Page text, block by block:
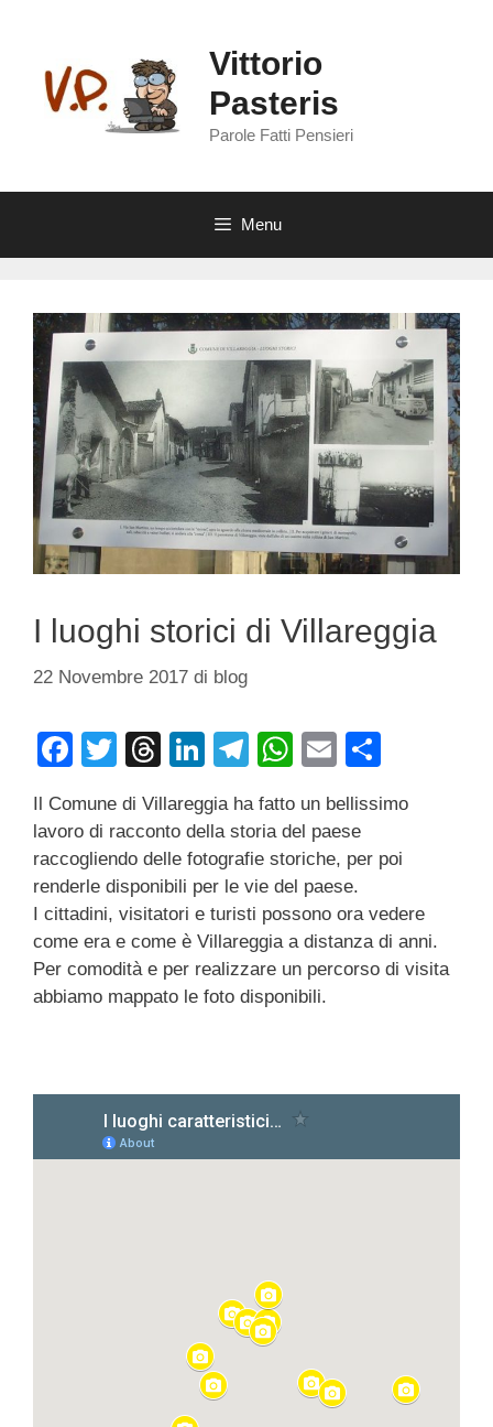
contenuto
Vittorio
Pasteris
Parole Fatti Pensieri
Menu
I luoghi storici di Villareggia
22 Novembre 2017 di blog
F
c
e
b
o
o
k
T
tt
er
T
e
a
d
s
Li
k
e
dI
n
T
e
gr
a
m
W
at
s
A
p
p
E
ail n
di
di
Il Comune di Villareggia ha fatto un bellissimo
lavoro di racconto della storia del paese
raccogliendo delle fotografie storiche, per poi
renderle disponibili per le vie del paese.
I cittadini, visitatori e turisti possono ora vedere
come era e come è Villareggia a distanza di anni.
Per comodità e per realizzare un percorso di visita
abbiamo mappato le foto disponibili.